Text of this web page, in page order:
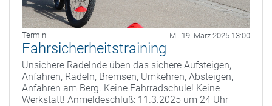
Termin Mi. 19. März 2025 13:00
Fahrsicherheitstraining
Unsichere Radelnde üben das sichere Aufsteigen,
Anfahren, Radeln, Bremsen, Umkehren, Absteigen,
Anfahren am Berg. Keine Fahrradschule! Keine
Werkstatt! Anmeldeschluß: 11.3.2025 um 24 Uhr